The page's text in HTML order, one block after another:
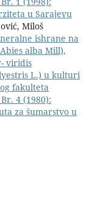
u Sarajevu
Miloš
ishrane na
alba Mill),
viridis
L.) u kulturi
fakulteta
4 (1980):
za šumarstvo u